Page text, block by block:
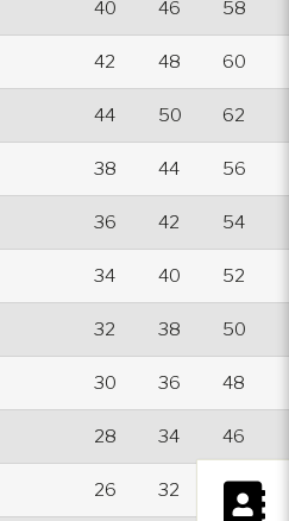
×
40 46 58
42 48 60
44 50 62
38 44 56
36 42 54
34 40 52
32 38 50
30 36 48
28 34 46
26 32 44